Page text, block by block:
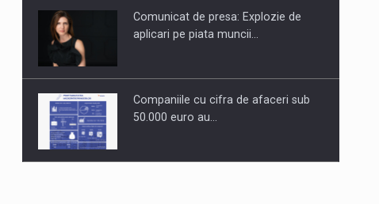
Comunicat de presa: Explozie de
aplicari pe piata muncii…
Companiile cu cifra de afaceri sub
50.000 euro au…